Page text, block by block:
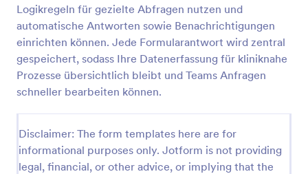
Logikregeln für gezielte Abfragen nutzen und
automatische Antworten sowie Benachrichtigungen
einrichten können. Jede Formularantwort wird zentral
gespeichert, sodass Ihre Datenerfassung für kliniknahe
Prozesse übersichtlich bleibt und Teams Anfragen
schneller bearbeiten können.
Disclaimer: The form templates here are for
informational purposes only. Jotform is not providing
legal, financial, or other advice, or implying that the
Überweisungsformular für die Mundchirurgie
unterstützt Praxen bei der digitalen Datenerfassung
Informationen vollständig ankommen und Anfragen
in Jotform als Formularantworten zentral bearbeitet
werden können.
Go to Category:
Gesundheitsformulare
Vorschau